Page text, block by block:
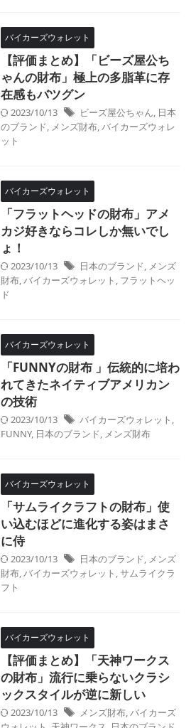
バイカーズウォレット
【評価まとめ】「ビーズ屋公ち
ゃんの財布」極上の多脂革に存
在感もバツグン
2023/10/13 ビーズ屋公ちゃん 日本
のブランド
メンズ財布 バイカーズウォレ
ット
バイカーズウォレット
「フラットヘッドの財布」アメ
カジ好きならコレしか無いでし
ょ！
2023/10/13 日本のブランド
メンズ
財布 バイカーズウォレット フラットヘッ
ド
バイカーズウォレット
「FUNNYの財布 」伝統的に培わ
れてきたネイティブアメリカン
の技術
2023/10/13 バイカーズウォレット
FUNNY, 日本のブランド メンズ財布
バイカーズウォレット
「サムライクラフトの財布」使
い込むほどに進化する姿はまさ
に侍
2023/10/13 日本のブランド
メンズ
財布 バイカーズウォレット サムライクラ
フト
バイカーズウォレット
【評価まとめ】「天神ワークス
の財布」流行に乗らないクラシ
ックスタイルが逆に新しい
2023/10/13 メンズ財布 バイカーズ